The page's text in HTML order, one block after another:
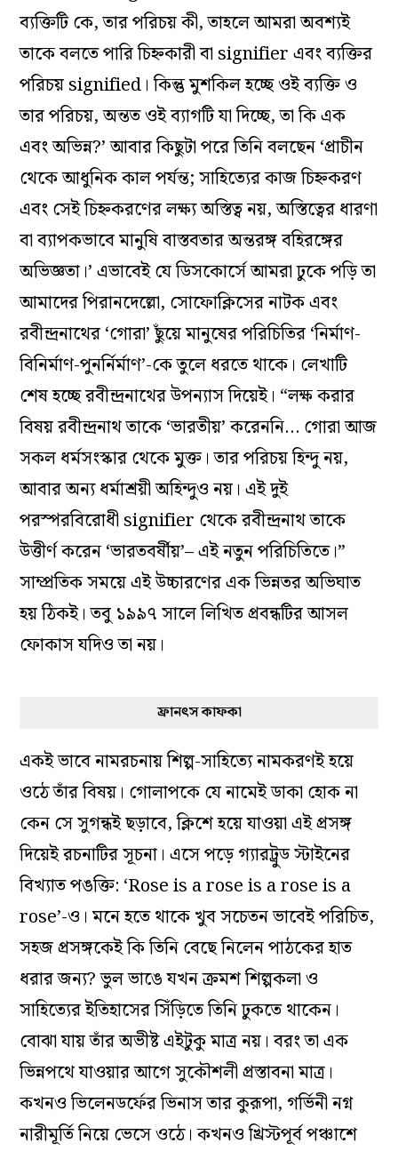
ব্যক্তিটি কে, তার পরিচয় কী, তাহলে আমরা অবশ্যই
তাকে বলতে পারি চিহ্নকারী বা signifier এবং ব্যক্তির
পরিচয় signified। কিন্তু মুশকিল হচ্ছে ওই ব্যক্তি ও
তার পরিচয়, অন্তত ওই ব্যাগটি যা দিচ্ছে, তা কি এক
এবং অভিন্ন?’ আবার কিছুটা পরে তিনি বলছেন ‘প্রাচীন
থেকে আধুনিক কাল পর্যন্ত; সাহিত্যের কাজ চিহ্নকরণ
এবং সেই চিহ্নকরণের লক্ষ্য অস্তিত্ব নয়, অস্তিত্বের ধারণা
বা ব্যাপকভাবে মানুষি বাস্তবতার অন্তরঙ্গ বহিরঙ্গের
অভিজ্ঞতা।’ এভাবেই যে ডিসকোর্সে আমরা ঢুকে পড়ি তা
আমাদের পিরানদেল্লো, সোফোক্লিসের নাটক এবং
রবীন্দ্রনাথের ‘গোরা’ ছুঁয়ে মানুষের পরিচিতির ‘নির্মাণ-
বিনির্মাণ-পুনর্নির্মাণ’-কে তুলে ধরতে থাকে। লেখাটি
শেষ হচ্ছে রবীন্দ্রনাথের উপন্যাস দিয়েই। “লক্ষ করার
বিষয় রবীন্দ্রনাথ তাকে ‘ভারতীয়’ করেননি… গোরা আজ
সকল ধর্মসংস্কার থেকে মুক্ত। তার পরিচয় হিন্দু নয়,
আবার অন্য ধর্মাশ্রয়ী অহিন্দুও নয়। এই দুই
পরস্পরবিরোধী signifier থেকে রবীন্দ্রনাথ তাকে
উত্তীর্ণ করেন ‘ভারতবর্ষীয়’– এই নতুন পরিচিতিতে।”
সাম্প্রতিক সময়ে এই উচ্চারণের এক ভিন্নতর অভিঘাত
হয় ঠিকই। তবু ১৯৯৭ সালে লিখিত প্রবন্ধটির আসল
ফোকাস যদিও তা নয়।
ফ্রানৎস কাফকা
একই ভাবে নামরচনায় শিল্প-সাহিত্যে নামকরণই হয়ে
ওঠে তাঁর বিষয়। গোলাপকে যে নামেই ডাকা হোক না
কেন সে সুগন্ধই ছড়াবে, ক্লিশে হয়ে যাওয়া এই প্রসঙ্গ
দিয়েই রচনাটির সূচনা। এসে পড়ে গ্যারট্রুড স্টাইনের
বিখ্যাত পঙক্তি: ‘Rose is a rose is a rose is a
rose’-ও। মনে হতে থাকে খুব সচেতন ভাবেই পরিচিত,
সহজ প্রসঙ্গকেই কি তিনি বেছে নিলেন পাঠকের হাত
ধরার জন্য? ভুল ভাঙে যখন ক্রমশ শিল্পকলা ও
সাহিত্যের ইতিহাসের সিঁড়িতে তিনি ঢুকতে থাকেন।
বোঝা যায় তাঁর অভীষ্ট এইটুকু মাত্র নয়। বরং তা এক
ভিন্নপথে যাওয়ার আগে সুকৌশলী প্রস্তাবনা মাত্র।
কখনও ভিলেনডর্ফের ভিনাস তার কুরূপা, গর্ভিনী নগ্ন
নারীমূর্তি নিয়ে ভেসে ওঠে। কখনও খ্রিস্টপূর্ব পঞ্চাশে